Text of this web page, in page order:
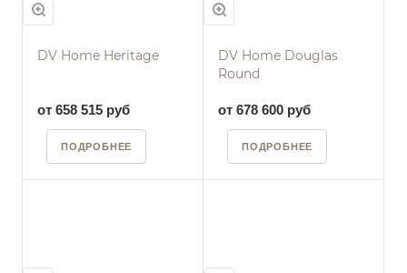
DV Home Heritage
от 658 515 руб
ПОДРОБНЕЕ
DV Home Douglas
Round
от 678 600 руб
ПОДРОБНЕЕ